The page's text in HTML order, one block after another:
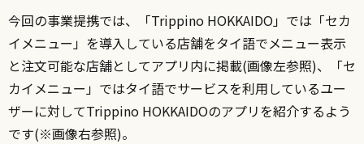
今回の事業提携では、「Trippino HOKKAIDO」では「セカ
イメニュー」を導入している店舗をタイ語でメニュー表示
と注文可能な店舗としてアプリ内に掲載(画像左参照)、「セ
カイメニュー」ではタイ語でサービスを利用しているユー
ザーに対してTrippino HOKKAIDOのアプリを紹介するよう
です(※画像右参照)。